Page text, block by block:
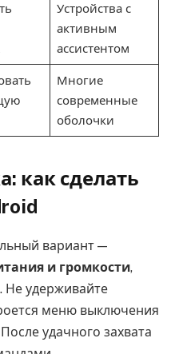
Устройства с
активным
ассистентом
Многие
современные
оболочки
как сделать
вариант —
и громкости,
Не удерживайте
меню выключения
удачного захвата